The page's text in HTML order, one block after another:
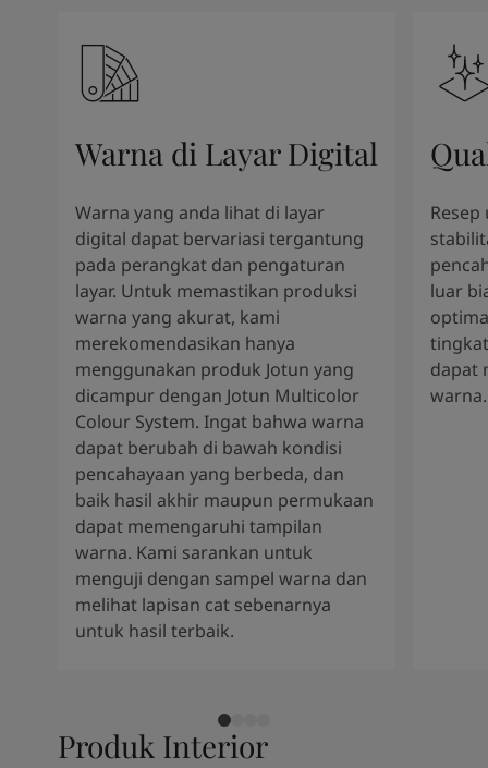
Warna di Layar Digital
Warna yang anda lihat di layar
digital dapat bervariasi tergantung
pada perangkat dan pengaturan
layar. Untuk memastikan produksi
warna yang akurat, kami
merekomendasikan hanya
menggunakan produk Jotun yang
dicampur dengan Jotun Multicolor
Colour System. Ingat bahwa warna
dapat berubah di bawah kondisi
pencahayaan yang berbeda, dan
baik hasil akhir maupun permukaan
dapat memengaruhi tampilan
warna. Kami sarankan untuk
menguji dengan sampel warna dan
melihat lapisan cat sebenarnya
untuk hasil terbaik.
luar
dapat
warna.
Produk Interior